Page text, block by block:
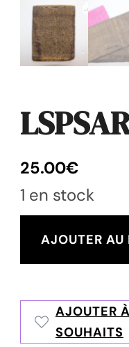
25.00€
1 en stock
quantité
de
AJOUTER AU
AJOUTER
SOUHAITS